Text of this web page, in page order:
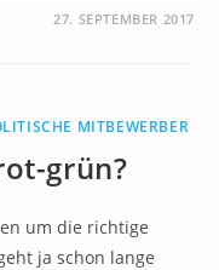
27. SEPTEMBER 2017
MITBEWERBER
grün?
um die richtige
ja schon lange